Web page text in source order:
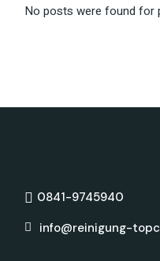
No posts were found for
0841-9745940
info@reinigung-